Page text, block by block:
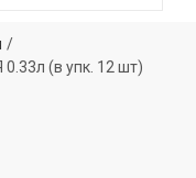
(в упк. 12 шт)